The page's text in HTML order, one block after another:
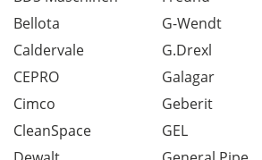
Bellota
Caldervale
CEPRO
Cimco
CleanSpace
G-Wendt
G.Drexl
Galagar
Geberit
GEL